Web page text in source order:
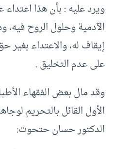
ويرد عليه : بأن هذا
الآدمية وحلول الروح فيه،
إيقاف له، والاعتداء بغير
على عدم التخليق .
وقد مال بعض الفقهاء
الأول القائل بالتحريم
الدكتور حسان حتحوت: